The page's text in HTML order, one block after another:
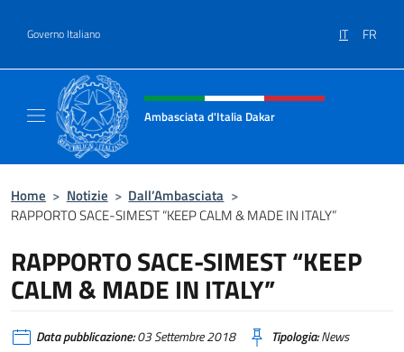
Governo Italiano IT FR
Intestazione sito, social e menù
Ambasciata d'Italia Dakar
Home > Notizie > Dall’Ambasciata >
RAPPORTO SACE-SIMEST “KEEP CALM & MADE IN ITALY”
RAPPORTO SACE-SIMEST “KEEP
CALM & MADE IN ITALY”
Data pubblicazione:03 Settembre 2018 Tipologia:News